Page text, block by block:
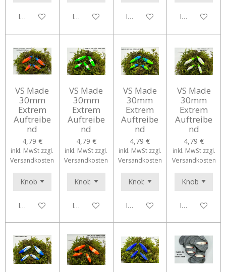
In den WarenkorbIn den WarenkorbIn den WarenkorbIn den
VS Made
30mm
Extrem
Auftreibe
nd
4,79 €
inkl. MwSt zzgl.
Versandkosten
In den Warenkorb
VS Made
30mm
Extrem
Auftreibe
nd
4,79 €
inkl. MwSt zzgl.
Versandkosten
In den Warenkorb
VS Made
30mm
Extrem
Auftreibe
nd
4,79 €
inkl. MwSt zzgl.
Versandkosten
In den Warenkorb
VS Made
30mm
Extrem
Auftreibe
nd
4,79 €
inkl. MwSt zzgl.
Versandkosten
In den